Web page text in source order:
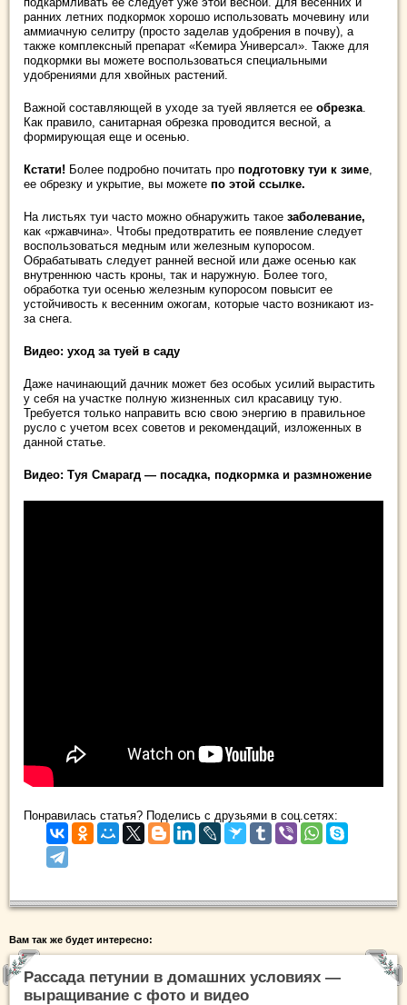
ранних летних подкормок хорошо использовать мочевину или
аммиачную селитру (просто заделав удобрения в почву), а
также комплексный препарат «Кемира Универсал». Также для
подкормки вы можете воспользоваться специальными
удобрениями для хвойных растений.
Важной составляющей в уходе за туей является ее обрезка.
Как правило, санитарная обрезка проводится весной, а
формирующая еще и осенью.
Кстати! Более подробно почитать про подготовку туи к зиме,
ее обрезку и укрытие, вы можете по этой ссылке.
На листьях туи часто можно обнаружить такое заболевание,
как «ржавчина». Чтобы предотвратить ее появление следует
воспользоваться медным или железным купоросом.
Обрабатывать следует ранней весной или даже осенью как
внутреннюю часть кроны, так и наружную. Более того,
обработка туи осенью железным купоросом повысит ее
устойчивость к весенним ожогам, которые часто возникают из-
за снега.
Видео: уход за туей в саду
Даже начинающий дачник может без особых усилий вырастить
у себя на участке полную жизненных сил красавицу тую.
Требуется только направить всю свою энергию в правильное
русло с учетом всех советов и рекомендаций, изложенных в
данной статье.
Видео: Туя Смарагд — посадка, подкормка и размножение
Понравилась статья? Поделись с друзьями в соц.сетях:
Вам так же будет интересно:
Рассада петунии в домашних условиях —
выращивание с фото и видео